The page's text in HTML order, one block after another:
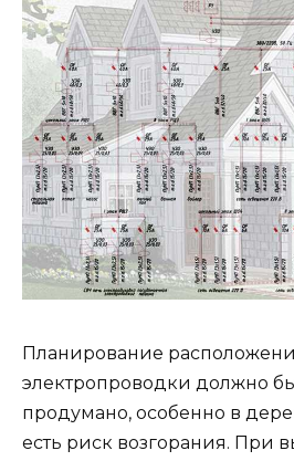
Планирование
электропроводки должно
продумано, особенно в
есть риск возгорания. При